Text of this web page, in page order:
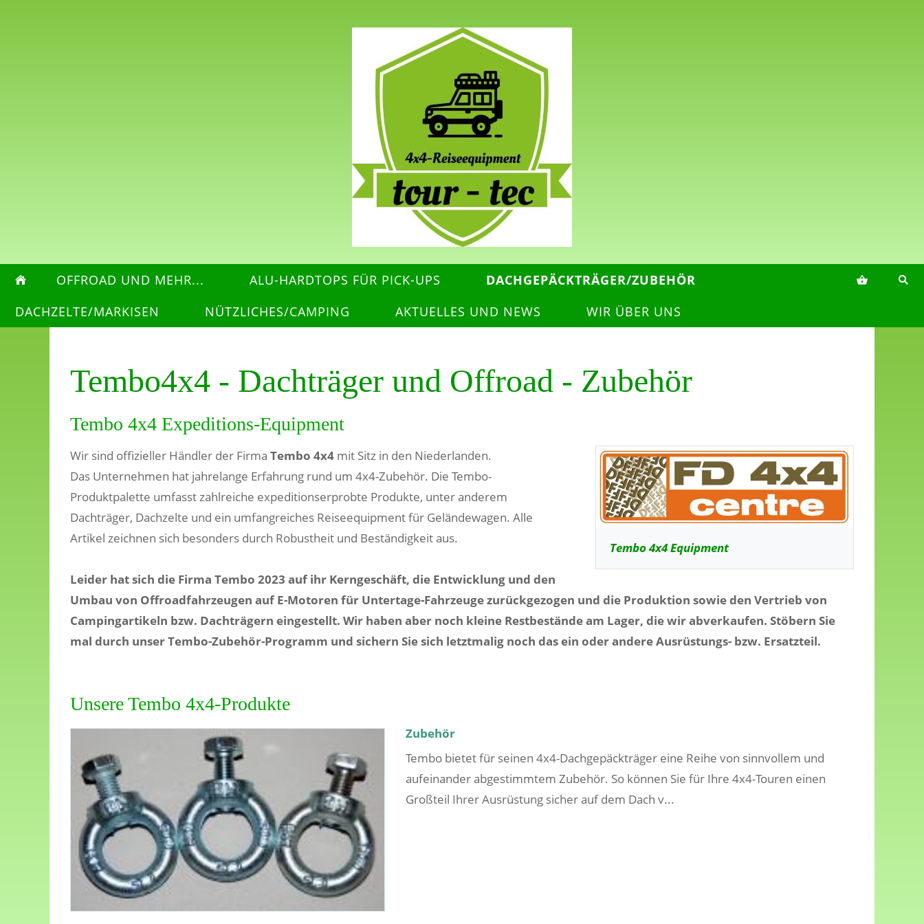
OFFROAD UND MEHR... ALU-HARDTOPS FÜR PICK-UPS
DACHGEPÄCKTRÄGER/ZUBEHÖR
DACHZELTE/MARKISEN
NÜTZLICHES/CAMPING AKTUELLES UND NEWS WIR ÜBER UNS
Tembo4x4 - Dachträger und Offroad - Zubehör
Tembo 4x4 Expeditions-Equipment
Tembo 4x4 Equipment
Wir sind offizieller Händler der Firma Tembo 4x4 mit Sitz in den Niederlanden.
Das Unternehmen hat jahrelange Erfahrung rund um 4x4-Zubehör. Die Tembo-
Produktpalette umfasst zahlreiche expeditionserprobte Produkte, unter anderem
Dachträger, Dachzelte und ein umfangreiches Reiseequipment für Geländewagen. Alle
Artikel zeichnen sich besonders durch Robustheit und Beständigkeit aus.
Leider hat sich die Firma Tembo 2023 auf ihr Kerngeschäft, die Entwicklung und den
Umbau von Offroadfahrzeugen auf E-Motoren für Untertage-Fahrzeuge zurückgezogen und die Produktion sowie den Vertrieb von
Campingartikeln bzw. Dachträgern eingestellt. Wir haben aber noch kleine Restbestände am Lager, die wir abverkaufen. Stöbern Sie
mal durch unser Tembo-Zubehör-Programm und sichern Sie sich letztmalig noch das ein oder andere Ausrüstungs- bzw. Ersatzteil.
Unsere Tembo 4x4-Produkte
Zubehör
Tembo bietet für seinen 4x4-Dachgepäckträger eine Reihe von sinnvollem und
aufeinander abgestimmtem Zubehör. So können Sie für Ihre 4x4-Touren einen
Großteil Ihrer Ausrüstung sicher auf dem Dach v...